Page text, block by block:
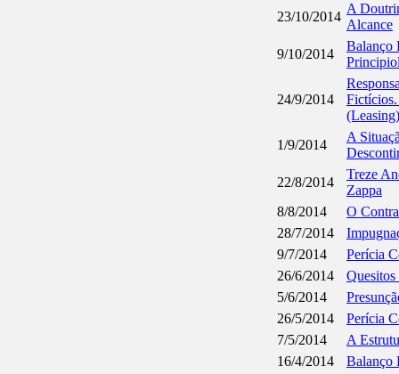
23/10/2014
A
Alcance
9/10/2014
Balanço
24/9/2014
(Leasing)
1/9/2014
A
22/8/2014
Treze
Zappa
8/8/2014
O
28/7/2014
9/7/2014
Perícia
26/6/2014
5/6/2014
26/5/2014
Perícia
7/5/2014
A
16/4/2014
Balanço